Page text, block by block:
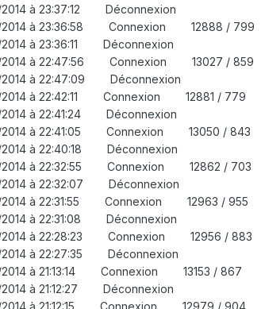
2014 à 23:37:12 Déconnexion
2014 à 23:36:58 Connexion 12888 / 799
2014 à 23:36:11 Déconnexion
2014 à 22:47:56 Connexion 13027 / 859
2014 à 22:47:09 Déconnexion
2014 à 22:42:11 Connexion 12881 / 779
2014 à 22:41:24 Déconnexion
2014 à 22:41:05 Connexion 13050 / 843
2014 à 22:40:18 Déconnexion
2014 à 22:32:55 Connexion 12862 / 703
2014 à 22:32:07 Déconnexion
2014 à 22:31:55 Connexion 12963 / 955
2014 à 22:31:08 Déconnexion
2014 à 22:28:23 Connexion 12956 / 883
2014 à 22:27:35 Déconnexion
2014 à 21:13:14 Connexion 13153 / 867
2014 à 21:12:27 Déconnexion